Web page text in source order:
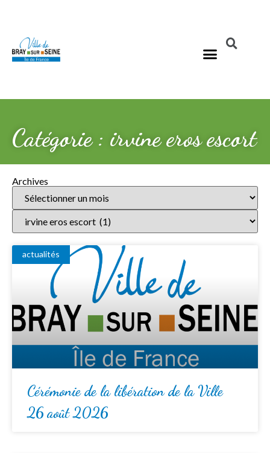
Catégorie : irvine eros escort
Archives
actualités
Cérémonie de la libération de la Ville
26 août 2026